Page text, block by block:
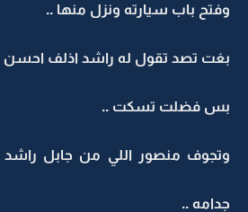
وفتح باب سيارته ونزل منها ..
بغت تصد تقول له راشد اذلف احسن
بس فضلت تسكت ..
وتجوف منصور اللي من جابل
جدامه ..